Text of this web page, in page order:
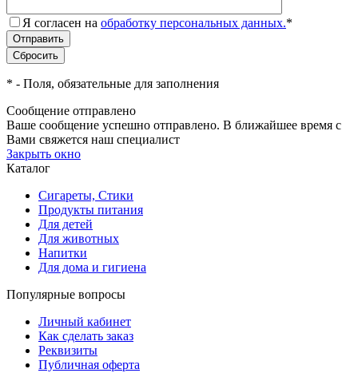
Я согласен на обработку персональных данных.*
* - Поля, обязательные для заполнения
Сообщение отправлено
Ваше сообщение успешно отправлено. В ближайшее время с
Вами свяжется наш специалист
Закрыть окно
Каталог
Сигареты, Стики
Продукты питания
Для детей
Для животных
Напитки
Для дома и гигиена
Популярные вопросы
Личный кабинет
Как сделать заказ
Реквизиты
Публичная оферта